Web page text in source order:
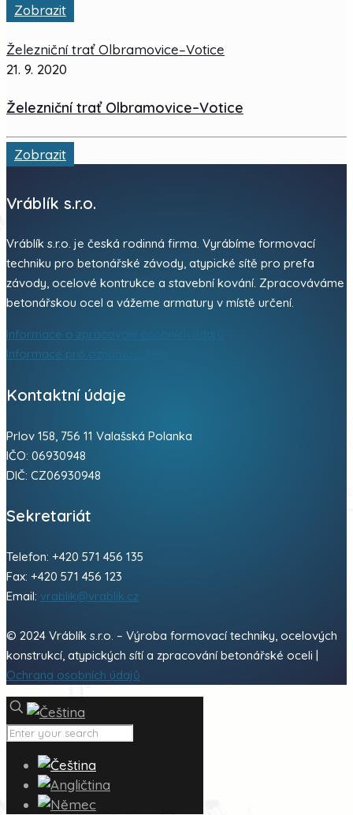
Zobrazit
Železniční trať Olbramovice–Votice
21. 9. 2020
Železniční trať Olbramovice–Votice
Zobrazit
Vráblík s.r.o.
Vráblík s.r.o. je česká rodinná firma. Vyrábíme formovací
techniku pro betonářské závody, atypické sítě pro prefa
závody, ocelové kontrukce a stavební kování. Zpracováváme
betonářskou ocel a vážeme armatury v místě určení.
Informace o zpracování osobních údajů
Informace pro oznamovatele
Kontaktní údaje
Prlov 158, 756 11 Valašská Polanka
IČO: 06930948
DIČ: CZ06930948
Sekretariát
Telefon: +420 571 456 135
Fax: +420 571 456 123
Email: vrablik@vrablik.cz
© 2024 Vráblík s.r.o. – Výroba formovací techniky, ocelových
konstrukcí, atypických sítí a zpracování betonářské oceli |
Ochrana osobních údajů